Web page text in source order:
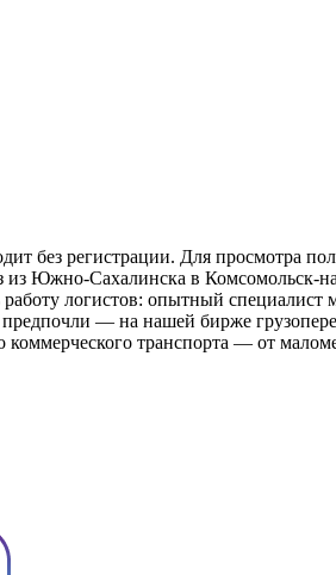
без регистрации. Для просмотра
из Южно-Сахалинска в Комсомольск-
логистов: опытный специалист
— на нашей бирже
транспорта — от